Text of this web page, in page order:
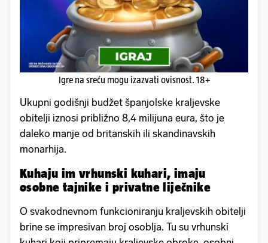
Igre na sreću mogu izazvati ovisnost. 18+
Ukupni godišnji budžet španjolske kraljevske
obitelji iznosi približno 8,4 milijuna eura, što je
daleko manje od britanskih ili skandinavskih
monarhija.
Kuhaju im vrhunski kuhari, imaju
osobne tajnike i privatne liječnike
O svakodnevnom funkcioniranju kraljevskih obitelji
brine se impresivan broj osoblja. Tu su vrhunski